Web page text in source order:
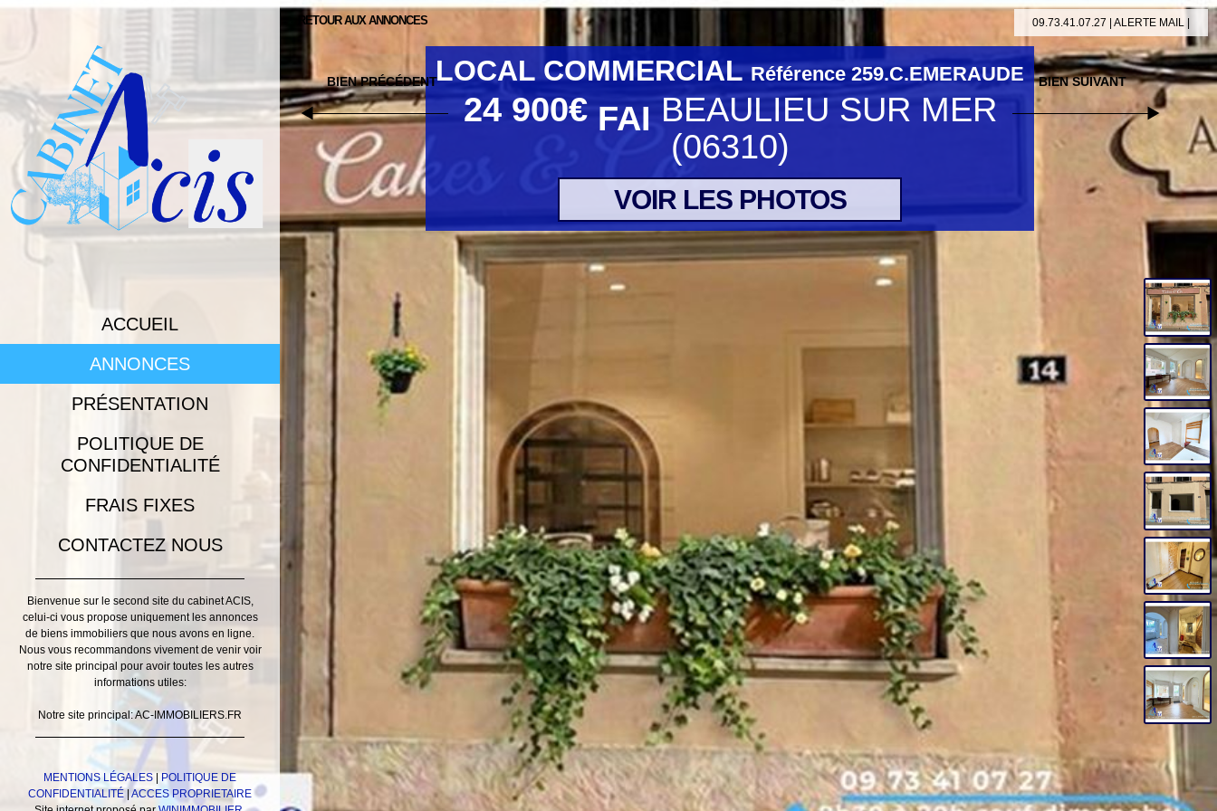
ACCUEIL
ANNONCES
PRÉSENTATION
POLITIQUE DE
CONFIDENTIALITÉ
FRAIS FIXES
CONTACTEZ NOUS
Bienvenue sur le second site du cabinet ACIS,
celui-ci vous propose uniquement les annonces
de biens immobiliers que nous avons en ligne.
Nous vous recommandons vivement de venir voir
notre site principal pour avoir toutes les autres
informations utiles:
Notre site principal: AC-IMMOBILIERS.FR
MENTIONS LÉGALES
POLITIQUE DE
CONFIDENTIALITÉ |ACCES PROPRIETAIRE
09.73.41.07.27 | ALERTE MAIL
LOCAL COMMERCIALRéférence 259.C.EMERAUDE
24 900€ FAI BEAULIEU SUR MER
(06310)
VOIR LES PHOTOS
RETOUR AUX ANNONCES